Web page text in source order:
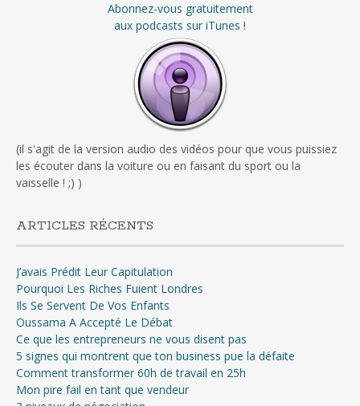
Abonnez-vous gratuitement
aux podcasts sur iTunes !
(il s'agit de la version audio des vidéos pour que vous puissiez
les écouter dans la voiture ou en faisant du sport ou la
vaisselle ! ;) )
ARTICLES RÉCENTS
J’avais Prédit Leur Capitulation
Pourquoi Les Riches Fuient Londres
Ils Se Servent De Vos Enfants
Oussama A Accepté Le Débat
Ce que les entrepreneurs ne vous disent pas
5 signes qui montrent que ton business pue la défaite
Comment transformer 60h de travail en 25h
Mon pire fail en tant que vendeur